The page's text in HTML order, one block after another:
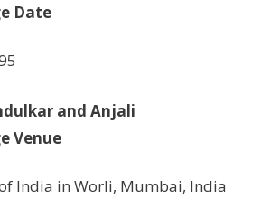
Date
and Anjali
Venue
India in Worli, Mumbai, India